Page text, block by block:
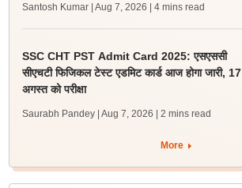
Santosh Kumar | Aug 7, 2026 | 4 mins read
SSC CHT PST Admit Card 2025: एसएससी
सीएचटी फिजिकल टेस्ट एडमिट कार्ड आज होगा जारी, 17
अगस्त को परीक्षा
Saurabh Pandey | Aug 7, 2026 | 2 mins read
More